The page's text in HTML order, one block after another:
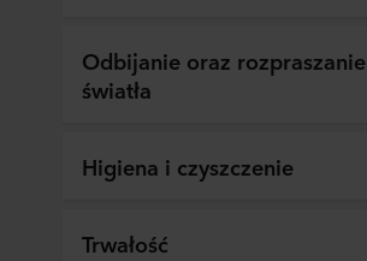
Odbijanie oraz rozpraszanie
światła
Higiena i czyszczenie
Trwałość